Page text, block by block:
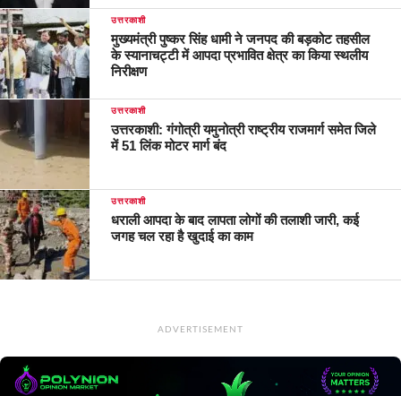
उत्तरकाशी
मुख्यमंत्री पुष्कर सिंह धामी ने जनपद की बड़कोट तहसील
के स्यानाचट्टी में आपदा प्रभावित क्षेत्र का किया स्थलीय
निरीक्षण
उत्तरकाशी
उत्तरकाशी: गंगोत्री यमुनोत्री राष्ट्रीय राजमार्ग समेत जिले
में 51 लिंक मोटर मार्ग बंद
उत्तरकाशी
धराली आपदा के बाद लापता लोगों की तलाशी जारी, कई
जगह चल रहा है खुदाई का काम
ADVERTISEMENT